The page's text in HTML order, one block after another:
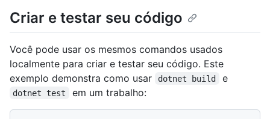
Criar e testar seu código
Você pode usar os mesmos comandos usados
localmente para criar e testar seu código. Este
exemplo demonstra como usar
dotnet build e
dotnet test em um trabalho: